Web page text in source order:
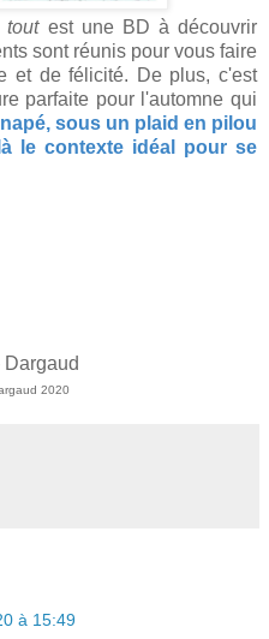
toutest une BD à découvrir
sont réunis pour vous faire
et de félicité. De plus, c'est
parfaite pour l'automne qui
sous un plaid en pilou
le contexte idéal pour se
Dargaud
2020
à 15:49